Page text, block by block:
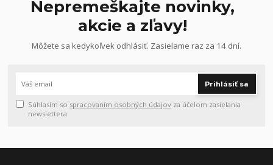
Nepremeškajte novinky,
akcie a zľavy!
Môžete sa kedykoľvek odhlásiť. Zasielame raz za 14 dní.
Prihlásiť sa
Súhlasím so spracovaním osobných údajov za účelom zasielania
newslettera.